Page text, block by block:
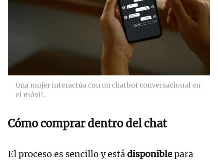
Una mujer interactúa con un chatbot conversacional en
el móvil.
Cómo comprar dentro del chat
El proceso es sencillo y estádisponiblepara